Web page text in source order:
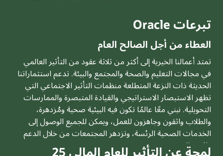
تبرعات Oracle
العطاء من أجل الصالح العام
تمتد أعمالنا الخيرية إلى أكثر من ثلاثة عقود من التأثير العالمي
في مجالات التعليم والصحة والمجتمع والبيئة. تدعم استثماراتنا
الحديثة ذات النزعة المتطلعة منظمات التأثير الاجتماعي التي
تظهر الاستبصار الاستراتيجي والقيادة المتبصرة والممارسات
التحويلية. نبني معًا عالمًا تكون فيه البيئية صحية ومُزدهرة،
والطلاب واثقون وجاهزون للعمل، ويمكن للجميع الوصول إلى
الخدمات الصحية الرئسة، وتزدهر المجتمعات من خلال الدعم
والاتصال.
لمحة عن التأثير للعام المالي 25